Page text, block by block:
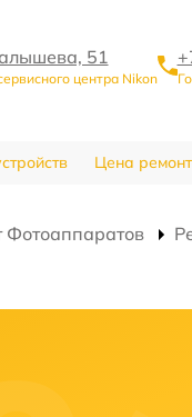
51
центра Nikon
Цена
Фотоаппаратов